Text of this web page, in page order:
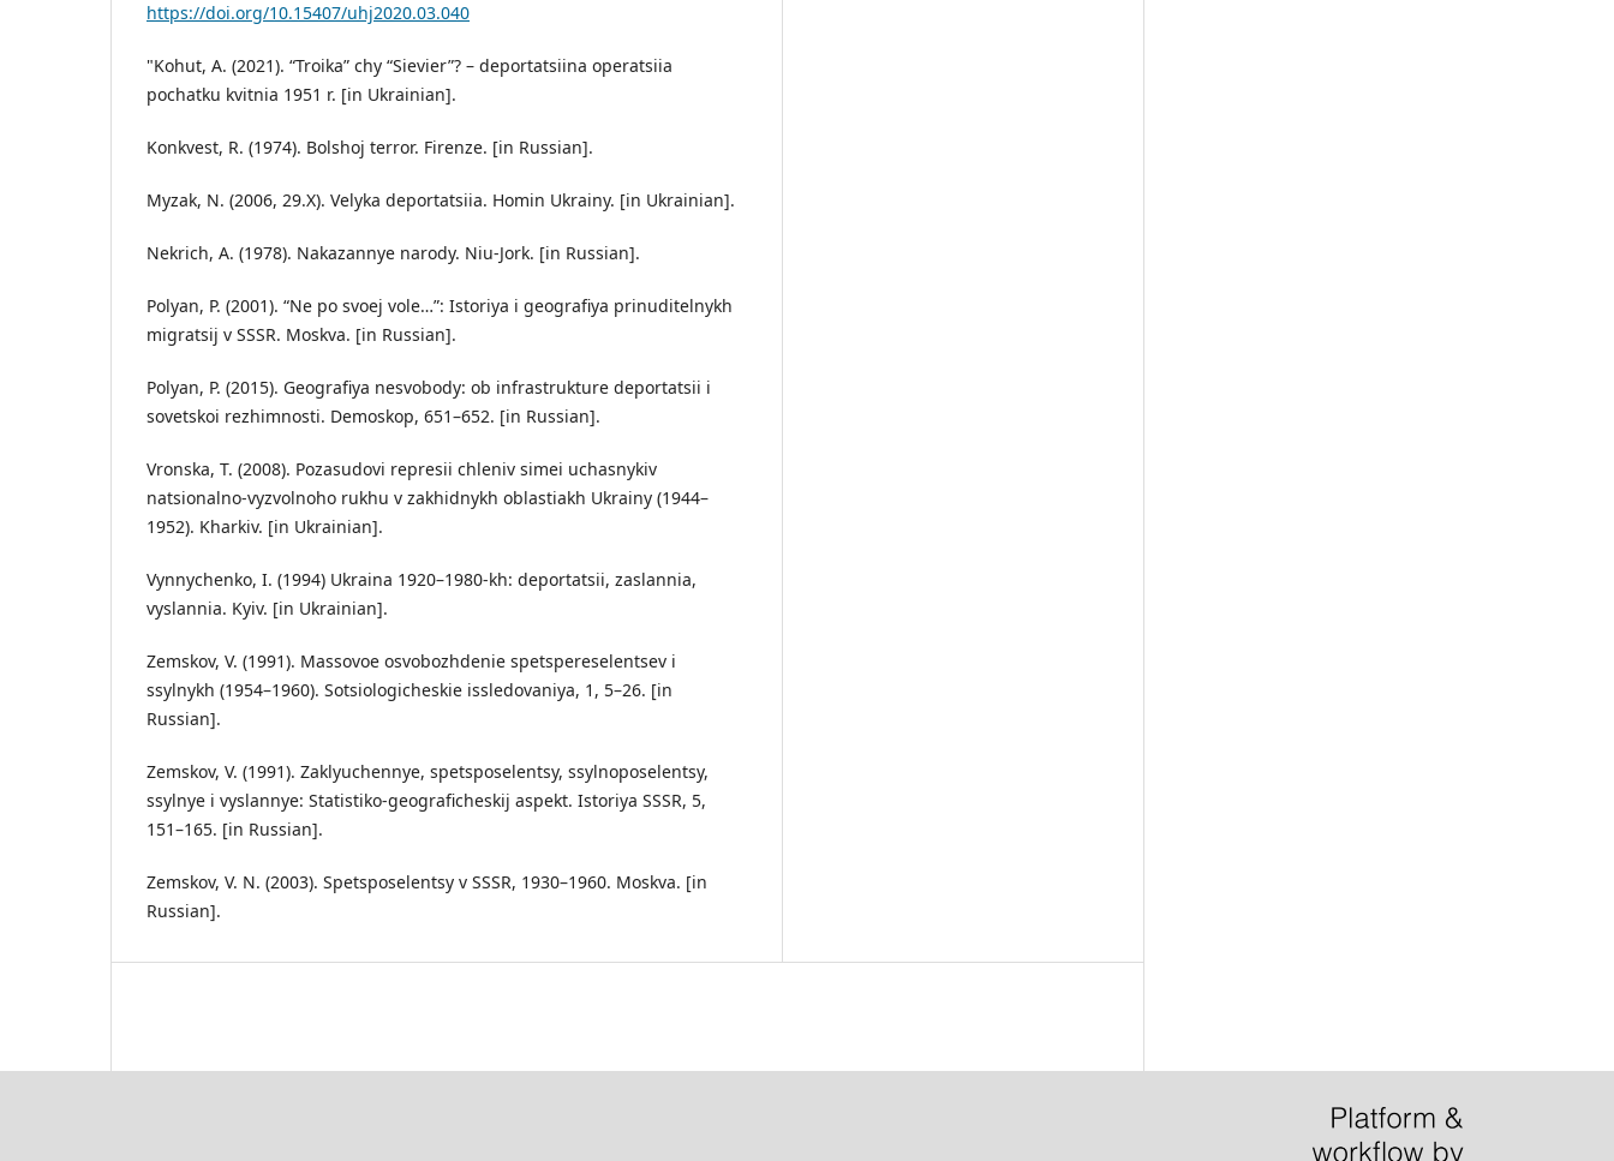
https://doi.org/10.15407/uhj2020.03.040
"Kohut, A. (2021). “Troika” chy “Sievier”? – deportatsiina operatsiia
pochatku kvitnia 1951 r. [in Ukrainian].
Konkvest, R. (1974). Bolshoj terror. Firenze. [in Russian].
Myzak, N. (2006, 29.X). Velyka deportatsiia. Homin Ukrainy. [in Ukrainian].
Nekrich, A. (1978). Nakazannye narody. Niu-Jork. [in Russian].
Polyan, P. (2001). “Ne po svoej vole…”: Istoriya i geografiya prinuditelnykh
migratsij v SSSR. Moskva. [in Russian].
Polyan, P. (2015). Geografiya nesvobody: ob infrastrukture deportatsii i
sovetskoi rezhimnosti. Demoskop, 651–652. [in Russian].
Vronska, T. (2008). Pozasudovi represii chleniv simei uchasnykiv
natsionalno-vyzvolnoho rukhu v zakhidnykh oblastiakh Ukrainy (1944–
1952). Kharkiv. [in Ukrainian].
Vynnychenko, I. (1994) Ukraina 1920–1980-kh: deportatsii, zaslannia,
vyslannia. Kyiv. [in Ukrainian].
Zemskov, V. (1991). Massovoe osvobozhdenie spetspereselentsev i
ssylnykh (1954–1960). Sotsiologicheskie issledovaniya, 1, 5–26. [in
Russian].
Zemskov, V. (1991). Zaklyuchennye, spetsposelentsy, ssylnoposelentsy,
ssylnye i vyslannye: Statistiko-geograficheskij aspekt. Istoriya SSSR, 5,
151–165. [in Russian].
Zemskov, V. N. (2003). Spetsposelentsy v SSSR, 1930–1960. Moskva. [in
Russian].